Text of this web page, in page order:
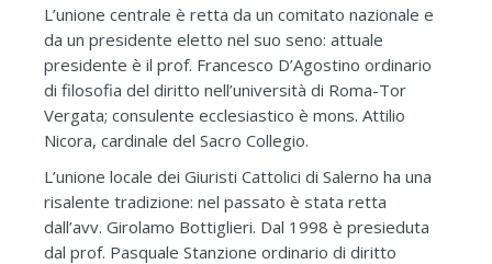
L’unione centrale è retta da un comitato nazionale e
da un presidente eletto nel suo seno: attuale
presidente è il prof. Francesco D’Agostino ordinario
di filosofia del diritto nell’università di Roma-Tor
Vergata; consulente ecclesiastico è mons. Attilio
Nicora, cardinale del Sacro Collegio.
L’unione locale dei Giuristi Cattolici di Salerno ha una
risalente tradizione: nel passato è stata retta
dall’avv. Girolamo Bottiglieri. Dal 1998 è presieduta
dal prof. Pasquale Stanzione ordinario di diritto